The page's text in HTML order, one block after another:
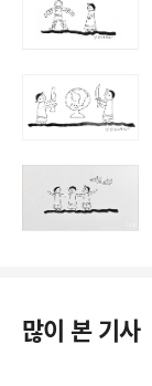
많이 본 기사